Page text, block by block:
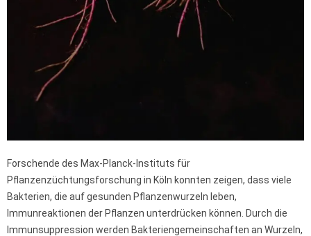
Forschende des Max-Planck-Instituts für
Pflanzenzüchtungsforschung in Köln konnten zeigen, dass viele
Bakterien, die auf gesunden Pflanzenwurzeln leben,
Immunreaktionen der Pflanzen unterdrücken können. Durch die
Immunsuppression werden Bakteriengemeinschaften an Wurzeln,